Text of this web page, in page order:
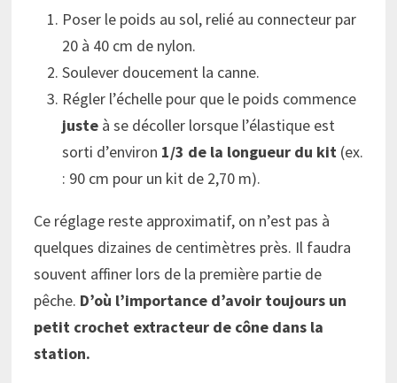
Poser le poids au sol, relié au connecteur par
20 à 40 cm de nylon.
Soulever doucement la canne.
Régler l’échelle pour que le poids commence
justeà se décoller lorsque l’élastique est
sorti d’environ 1/3 de la longueur du kit(ex.
: 90 cm pour un kit de 2,70 m).
Ce réglage reste approximatif, on n’est pas à
quelques dizaines de centimètres près. Il faudra
souvent affiner lors de la première partie de
pêche. D’où l’importance d’avoir toujours un
petit crochet extracteur de cône dans la
station.